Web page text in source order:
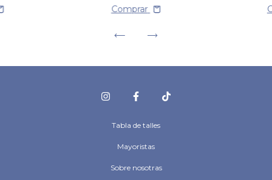
Comprar
Tabla de talles
Mayoristas
Sobre nosotras